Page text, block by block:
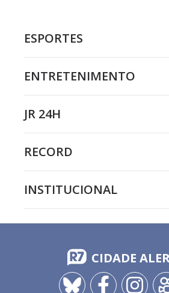
ESPORTES
ENTRETENIMENTO
JR 24H
RECORD
INSTITUCIONAL
CIDADE